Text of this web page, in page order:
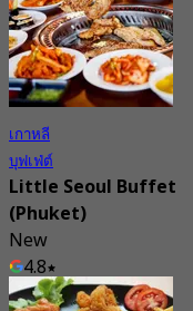
เกาหลี
บุฟเฟ่ต์
Little Seoul Buffet
(Phuket)
New
4.8
จาก฿ 428